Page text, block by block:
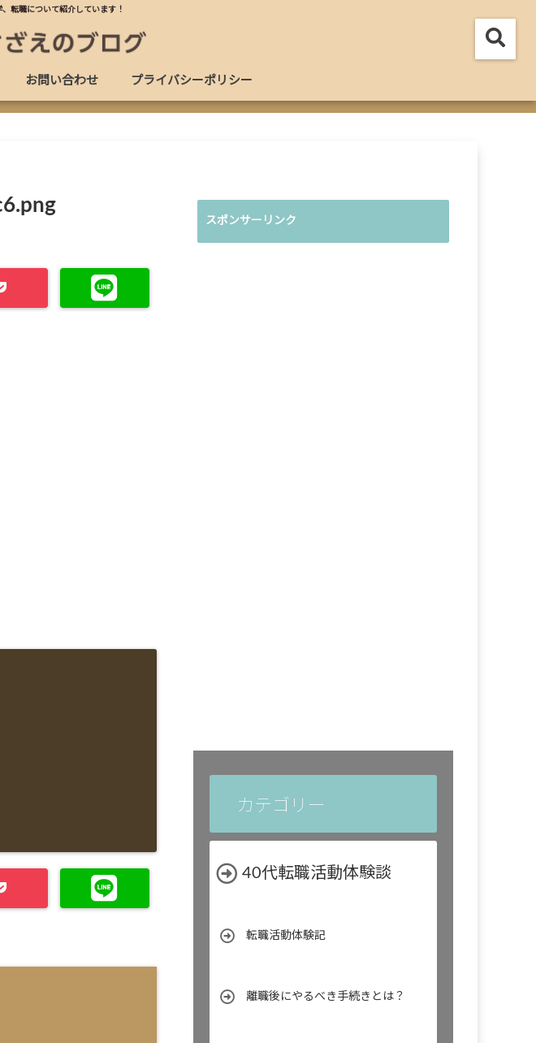
転職について紹介しています！
お問い合わせ プライバシーポリシー
スポンサーリンク
カテゴリー
40代転職活動体験談
転職活動体験記
離職後にやるべき手続きとは？